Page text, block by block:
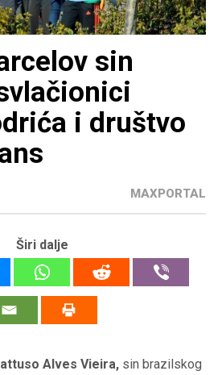
sin
i društvo
MAXPORTAL
Širi dalje
Alves Vieira, sin brazilskog